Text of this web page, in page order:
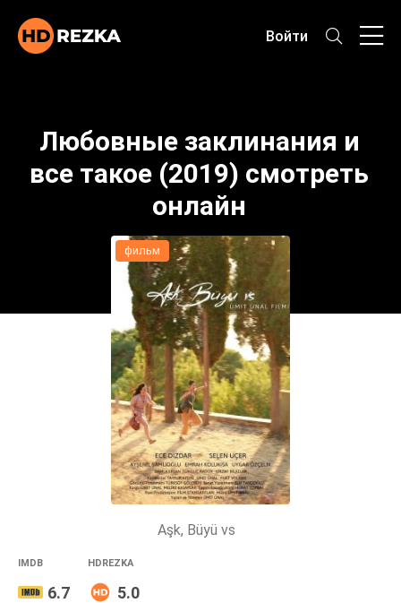
Войти
Любовные заклинания и
все такое (2019) смотреть
онлайн
фильм
Aşk, Büyü vs
IMDB
6.7
HDREZKA
5.0